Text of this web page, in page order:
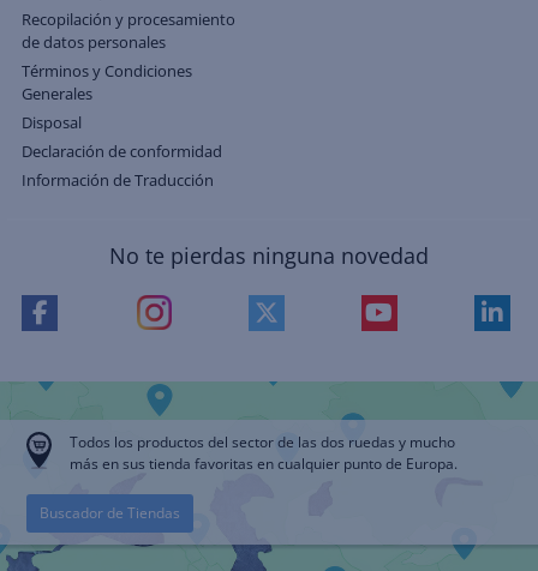
Recopilación y procesamiento
de datos personales
Términos y Condiciones
Generales
Disposal
Declaración de conformidad
Información de Traducción
No te pierdas ninguna novedad
Todos los productos del sector de las dos ruedas y mucho
más en sus tienda favoritas en cualquier punto de Europa.
Buscador de Tiendas